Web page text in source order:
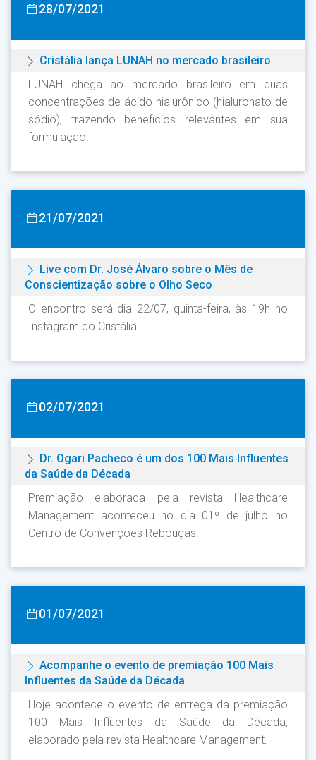
28/07/2021
Cristália lança LUNAH no mercado brasileiro
LUNAH chega ao mercado brasileiro em duas
concentrações de ácido hialurônico (hialuronato de
sódio), trazendo benefícios relevantes em sua
formulação.
21/07/2021
Live com Dr. José Álvaro sobre o Mês de
Conscientização sobre o Olho Seco
O encontro será dia 22/07, quinta-feira, às 19h no
Instagram do Cristália.
02/07/2021
Dr. Ogari Pacheco é um dos 100 Mais Influentes
da Saúde da Década
Premiação elaborada pela revista Healthcare
Management aconteceu no dia 01º de julho no
Centro de Convenções Rebouças.
01/07/2021
Acompanhe o evento de premiação 100 Mais
Influentes da Saúde da Década
Hoje acontece o evento de entrega da premiação
100 Mais Influentes da Saúde da Década,
elaborado pela revista Healthcare Management.